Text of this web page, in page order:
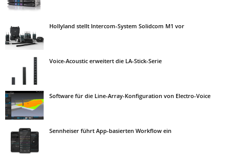
Hollyland stellt Intercom-System Solidcom M1 vor
Voice-Acoustic erweitert die LA-Stick-Serie
Software für die Line-Array-Konfiguration von Electro-Voice
Sennheiser führt App-basierten Workflow ein